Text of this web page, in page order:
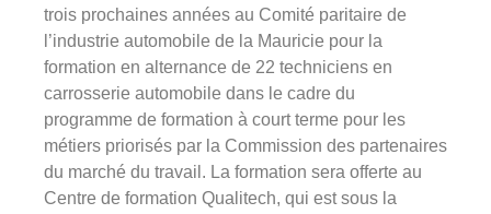
trois prochaines années au Comité paritaire de
l’industrie automobile de la Mauricie pour la
formation en alternance de 22 techniciens en
carrosserie automobile dans le cadre du
programme de formation à court terme pour les
métiers priorisés par la Commission des partenaires
du marché du travail. La formation sera offerte au
Centre de formation Qualitech, qui est sous la